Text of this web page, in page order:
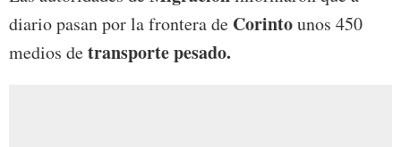
diario pasan por la frontera de Corintounos 450
medios detransporte pesado.